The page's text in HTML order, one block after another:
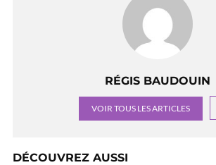
RÉGIS BAUDOUIN
VOIR TOUS LES ARTICLES
DÉCOUVREZ AUSSI